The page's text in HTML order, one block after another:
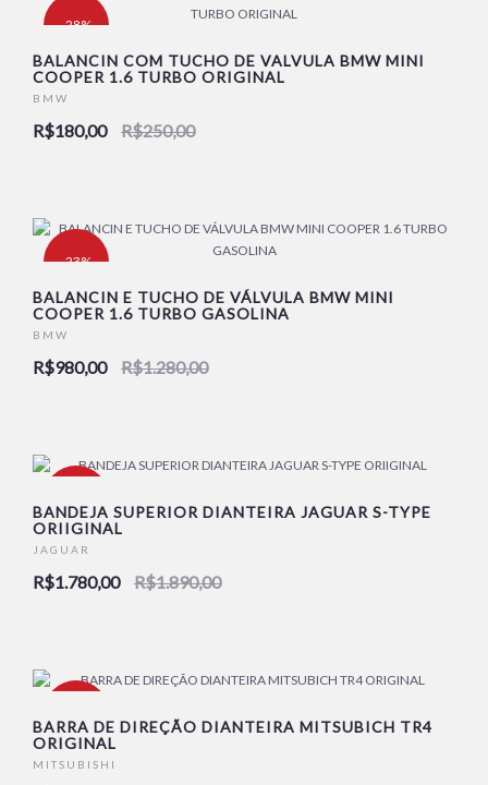
-28%
BALANCIN COM TUCHO DE VALVULA BMW MINI
COOPER 1.6 TURBO ORIGINAL
BMW
R$180,00 R$250,00
-23%
BALANCIN E TUCHO DE VÁLVULA BMW MINI
COOPER 1.6 TURBO GASOLINA
BMW
R$980,00 R$1.280,00
BANDEJA SUPERIOR DIANTEIRA JAGUAR S-TYPE
ORIIGINAL
JAGUAR
R$1.780,00 R$1.890,00
BARRA DE DIREÇÃO DIANTEIRA MITSUBICH TR4
ORIGINAL
MITSUBISHI